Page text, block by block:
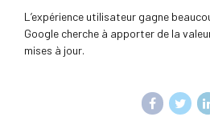
L’expérience utilisateur gagne
Google cherche à apporter de la
mises à jour.